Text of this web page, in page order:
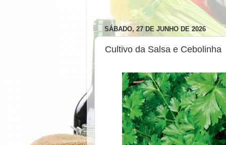
SÁBADO, 27 DE JUNHO DE 2026
Cultivo da Salsa e Cebolinha